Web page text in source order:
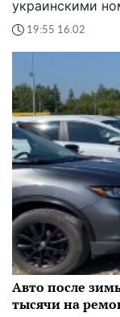
украинскими
19:55 16.02
Авто после
тысячи на